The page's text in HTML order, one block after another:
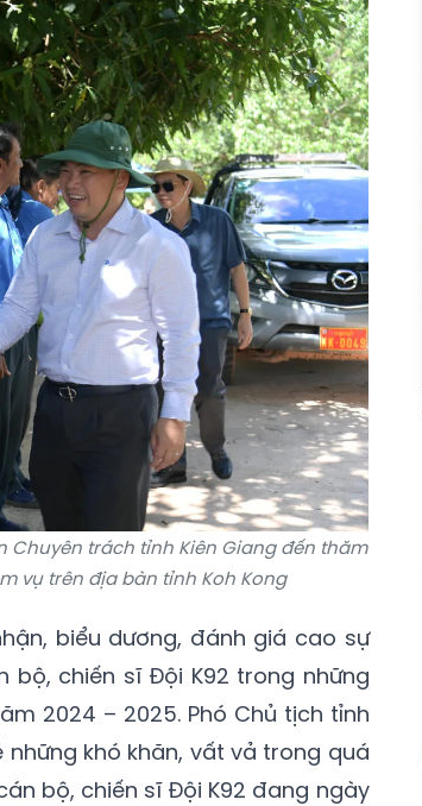
Chuyên trách tỉnh Kiên Giang đến thăm
vụ trên địa bàn tỉnh Koh Kong
biểu dương, đánh giá cao sự
chiến sĩ Đội K92 trong những
2024 – 2025. Phó Chủ tịch tỉnh
những khó khăn, vất vả trong quá
bộ, chiến sĩ Đội K92 đang ngày